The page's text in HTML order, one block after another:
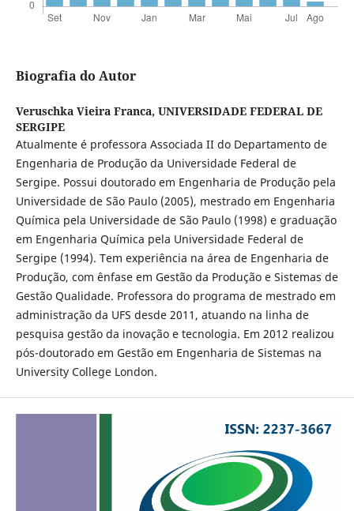
Biografia do Autor
Veruschka Vieira Franca, UNIVERSIDADE FEDERAL DE
SERGIPE
Atualmente é professora Associada II do Departamento de
Engenharia de Produção da Universidade Federal de
Sergipe. Possui doutorado em Engenharia de Produção pela
Universidade de São Paulo (2005), mestrado em Engenharia
Química pela Universidade de São Paulo (1998) e graduação
em Engenharia Química pela Universidade Federal de
Sergipe (1994). Tem experiência na área de Engenharia de
Produção, com ênfase em Gestão da Produção e Sistemas de
Gestão Qualidade. Professora do programa de mestrado em
administração da UFS desde 2011, atuando na linha de
pesquisa gestão da inovação e tecnologia. Em 2012 realizou
pós-doutorado em Gestão em Engenharia de Sistemas na
University College London.